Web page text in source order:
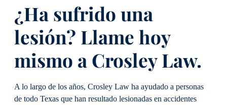
¿Ha sufrido una
lesión? Llame hoy
mismo a Crosley Law.
A lo largo de los años, Crosley Law ha ayudado a personas
de todo Texas que han resultado lesionadas en accidentes